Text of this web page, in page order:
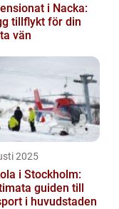
i Nacka:
tillflykt för din
vän
2025
i Stockholm:
guiden till
i huvudstaden